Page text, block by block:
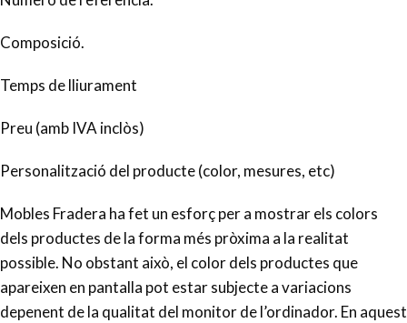
Composició.
Temps de lliurament
Preu (amb IVA inclòs)
Personalització del producte (color, mesures, etc)
Mobles Fradera ha fet un esforç per a mostrar els colors
dels productes de la forma més pròxima a la realitat
possible. No obstant això, el color dels productes que
apareixen en pantalla pot estar subjecte a variacions
depenent de la qualitat del monitor de l’ordinador. En aquest